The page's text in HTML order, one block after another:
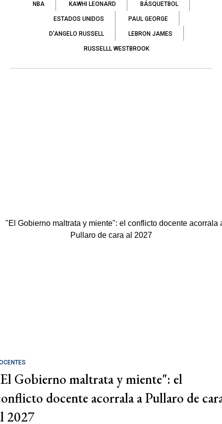
NBA KAWHI LEONARD BÁSQUETBOL
ESTADOS UNIDOS PAUL GEORGE
D'ANGELO RUSSELL LEBRON JAMES
RUSSELLL WESTBROOK
Gobierno maltrata y miente": el
docente acorrala a Pullaro de
2027